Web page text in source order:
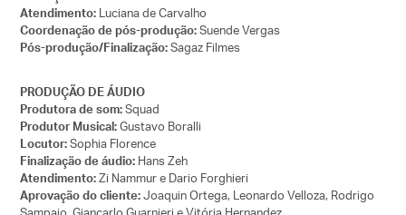
Atendimento:Luciana de Carvalho
Coordenação de pós-produção:Suende Vergas
Pós-produção/Finalização:Sagaz Filmes
PRODUÇÃO DE ÁUDIO
Produtora de som:Squad
Produtor Musical:Gustavo Boralli
Locutor:Sophia Florence
Finalização de áudio:Hans Zeh
Atendimento:Zi Nammur e Dario Forghieri
Aprovação do cliente:Joaquin Ortega, Leonardo Velloza, Rodrigo